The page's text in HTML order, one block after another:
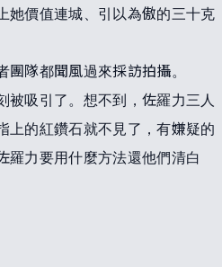
她價值連城、引以為傲的三十克
隊都聞風過來採訪拍攝。
被吸引了。想不到，佐羅力三人
上的紅鑽石就不見了，有嫌疑的
羅力要用什麼方法還他們清白